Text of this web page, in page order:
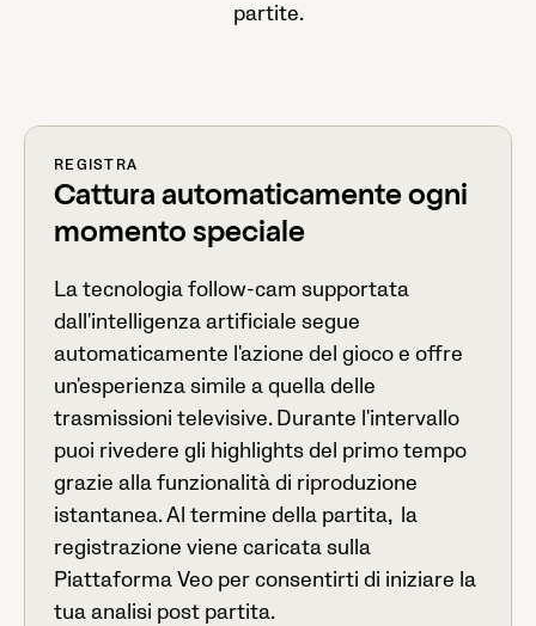
partite.
REGISTRA
Cattura automaticamente ogni
momento speciale
La tecnologia follow-cam supportata
dall'intelligenza artificiale segue
automaticamente l'azione del gioco e offre
un'esperienza simile a quella delle
trasmissioni televisive. Durante l'intervallo
puoi rivedere gli highlights del primo tempo
grazie alla funzionalità di riproduzione
istantanea. Al termine della partita, la
registrazione viene caricata sulla
Piattaforma Veo per consentirti di iniziare la
tua analisi post partita.